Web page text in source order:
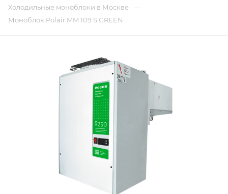
Холодильные моноблоки в Москве —
Моноблок Polair MM 109 S GREEN